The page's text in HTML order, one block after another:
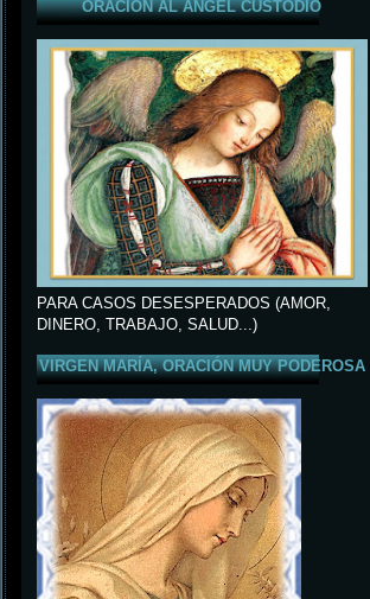
ORACIÓN AL ÁNGEL CUSTODIO
PARA CASOS DESESPERADOS (AMOR,
DINERO, TRABAJO, SALUD...)
VIRGEN MARÍA, ORACIÓN MUY PODEROSA